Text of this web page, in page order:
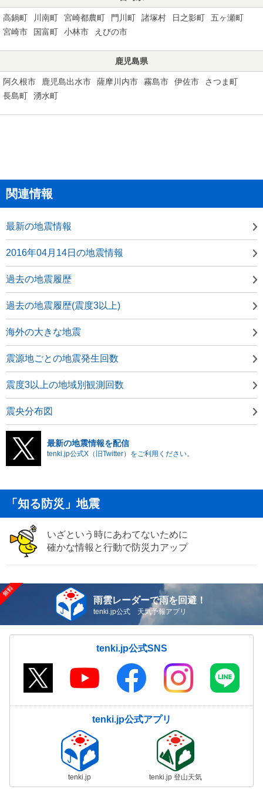
高鍋町 川南町 宮崎都農町 門川町 諸塚村 日之影町
五ヶ瀬町
宮崎市
国富町 小林市 えびの市
鹿児島県
阿久根市 鹿児島出水市 薩摩川内市 霧島市 伊佐市
さつま町
長島町
湧水町
関連情報
最新の地震情報
2016年04月14日の地震情報
過去の地震履歴
過去の地震履歴(震度3以上)
海外の大きな地震
震源地ごとの地震発生回数
震度3以上の地域別観測回数
震央分布図
最新の地震情報を配信
tenki.jp公式X（旧Twitter）をご利用ください。
「知る防災」地震
いざという時にあわてないために
確かな情報と行動で防災力アップ
雨雲レーダーで雨を回避！
tenki.jp公式 天気予報アプリ
tenki.jp公式SNS
tenki.jp公式アプリ
tenki.jp tenki.jp 登山天気